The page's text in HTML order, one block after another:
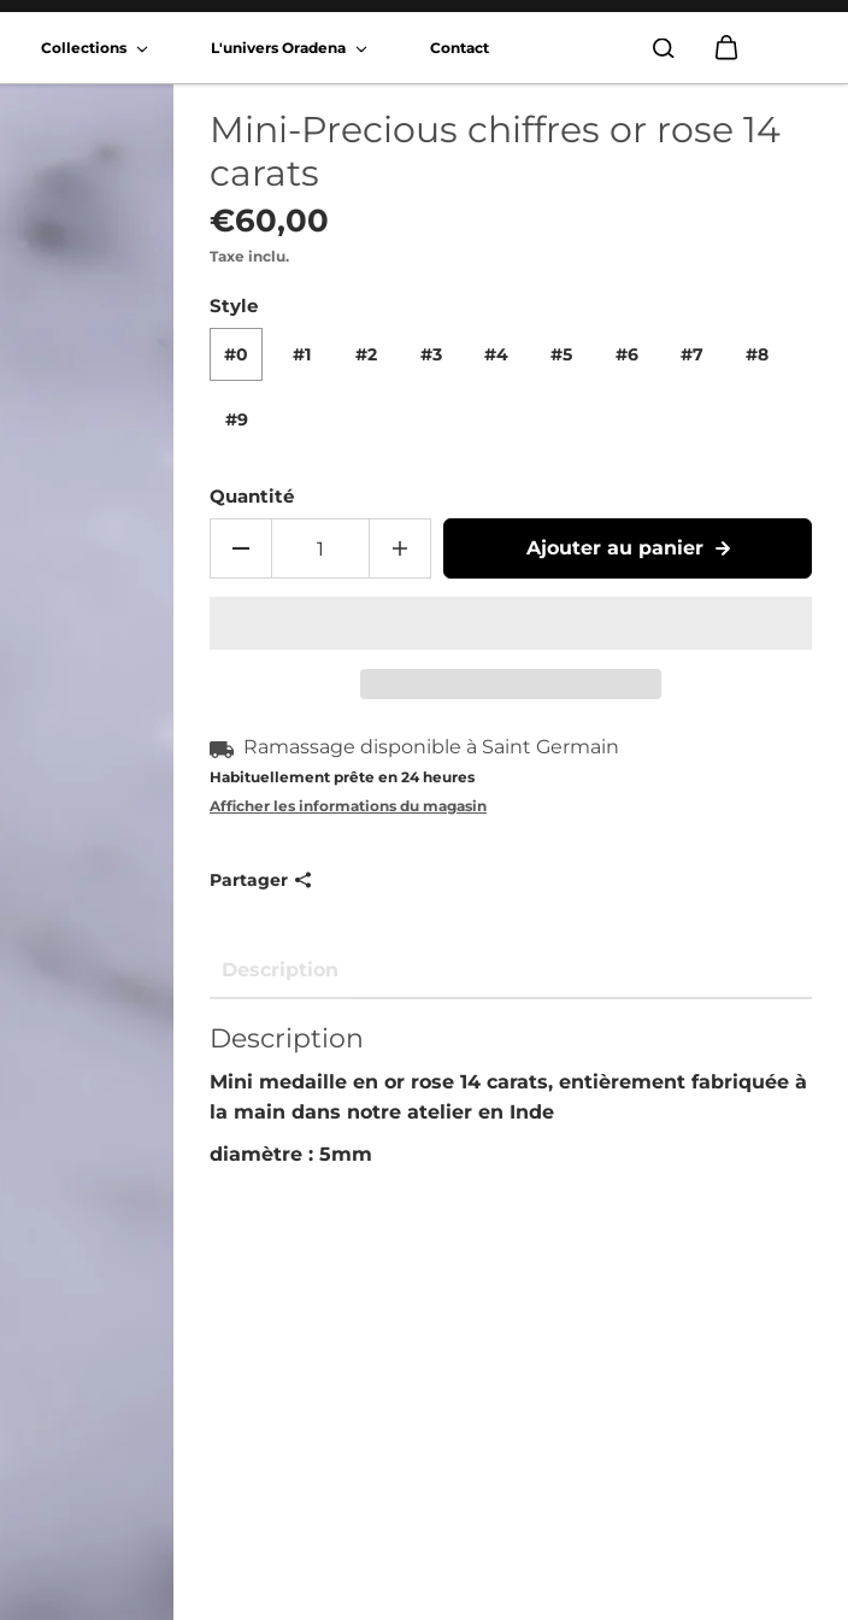
Collections L'univers Oradena Contact
Mini-Precious chiffres or rose 14
carats
€60,00
Taxe inclu.
Style
#0 #1 #2 #3 #4 #5 #6 #7 #8
#9
Quantité
Ajouter au panier
Ramassage disponible à Saint Germain
Habituellement prête en 24 heures
Afficher les informations du magasin
Partager
Description
Description
Mini medaille en or rose 14 carats, entièrement fabriquée à
la main dans notre atelier en Inde
diamètre : 5mm